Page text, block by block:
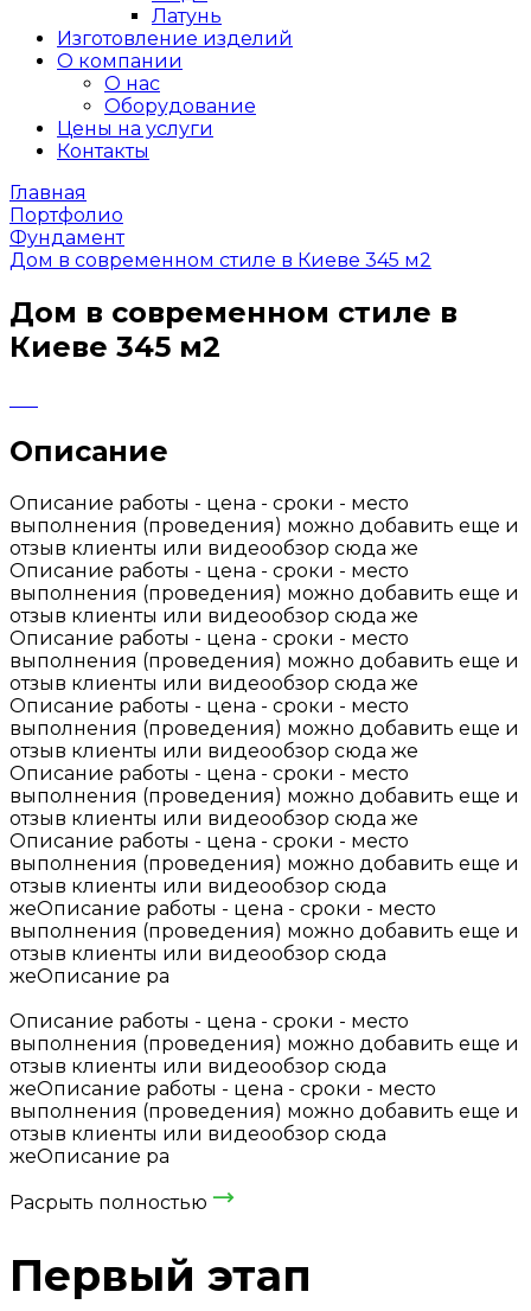
Латунь
Изготовление изделий
О компании
О нас
Оборудование
Цены на услуги
Контакты
Главная
Портфолио
Фундамент
Дом в современном стиле в Киеве 345 м2
Дом в современном стиле в
Киеве 345 м2
Описание
Описание работы - цена - сроки - место
выполнения (проведения) можно добавить еще и
отзыв клиенты или видеообзор сюда же
Описание работы - цена - сроки - место
выполнения (проведения) можно добавить еще и
отзыв клиенты или видеообзор сюда же
Описание работы - цена - сроки - место
выполнения (проведения) можно добавить еще и
отзыв клиенты или видеообзор сюда же
Описание работы - цена - сроки - место
выполнения (проведения) можно добавить еще и
отзыв клиенты или видеообзор сюда же
Описание работы - цена - сроки - место
выполнения (проведения) можно добавить еще и
отзыв клиенты или видеообзор сюда же
Описание работы - цена - сроки - место
выполнения (проведения) можно добавить еще и
отзыв клиенты или видеообзор сюда
жеОписание работы - цена - сроки - место
выполнения (проведения) можно добавить еще и
отзыв клиенты или видеообзор сюда
жеОписание ра
Описание работы - цена - сроки - место
выполнения (проведения) можно добавить еще и
отзыв клиенты или видеообзор сюда
жеОписание работы - цена - сроки - место
выполнения (проведения) можно добавить еще и
отзыв клиенты или видеообзор сюда
жеОписание ра
Расрыть полностью
Первый этап